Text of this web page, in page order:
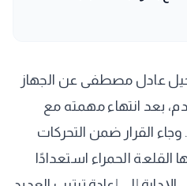
رحيل عادل مصطفى عن الجهاز
بعد انتهاء مهمته مع
وجاء القرار ضمن التحركات
القلعة الحمراء استعدادًا